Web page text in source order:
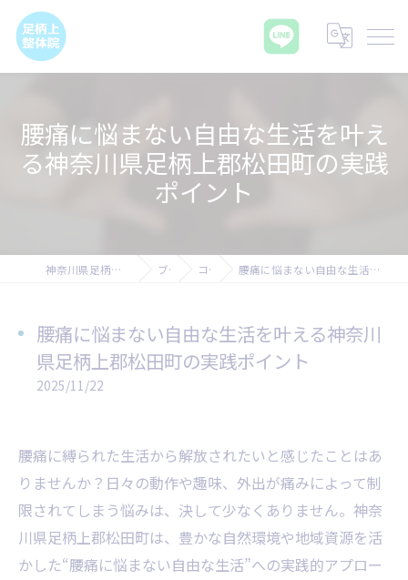
腰痛に悩まない自由な生活を叶え
る神奈川県足柄上郡松田町の実践
ポイント
神奈川県足柄上郡の腰痛なら足柄上整体院 ブログ コラム 腰痛に悩まない自由な生活を叶える神奈川県足柄上郡松田町の実践ポイント
腰痛に悩まない自由な生活を叶える神奈川
県足柄上郡松田町の実践ポイント
2025/11/22
腰痛に縛られた生活から解放されたいと感じたことはあ
りませんか？日々の動作や趣味、外出が痛みによって制
限されてしまう悩みは、決して少なくありません。神奈
川県足柄上郡松田町は、豊かな自然環境や地域資源を活
かした“腰痛に悩まない自由な生活”への実践的アプロー